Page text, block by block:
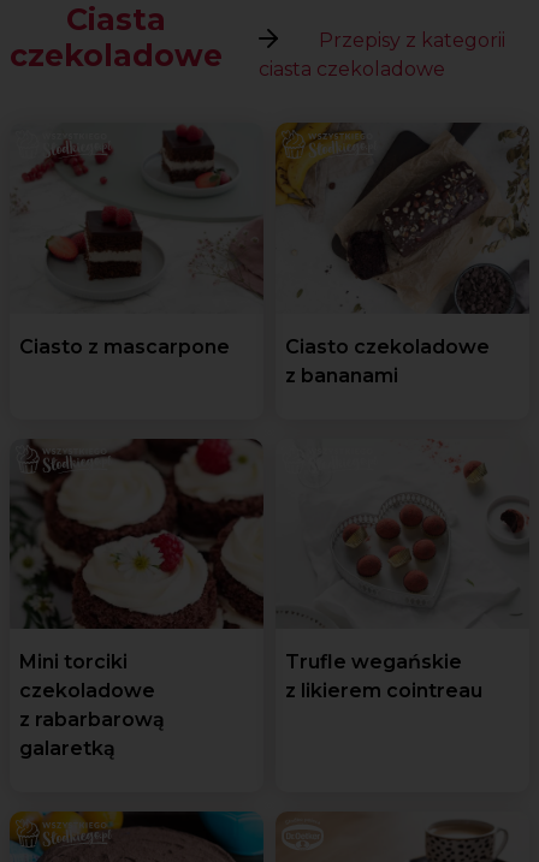
Ciasta
czekoladowe
Przepisy z kategorii
ciasta czekoladowe
Ciasto z mascarpone
Ciasto czekoladowe
z bananami
Mini torciki
czekoladowe
z rabarbarową
galaretką
Trufle wegańskie
z likierem cointreau